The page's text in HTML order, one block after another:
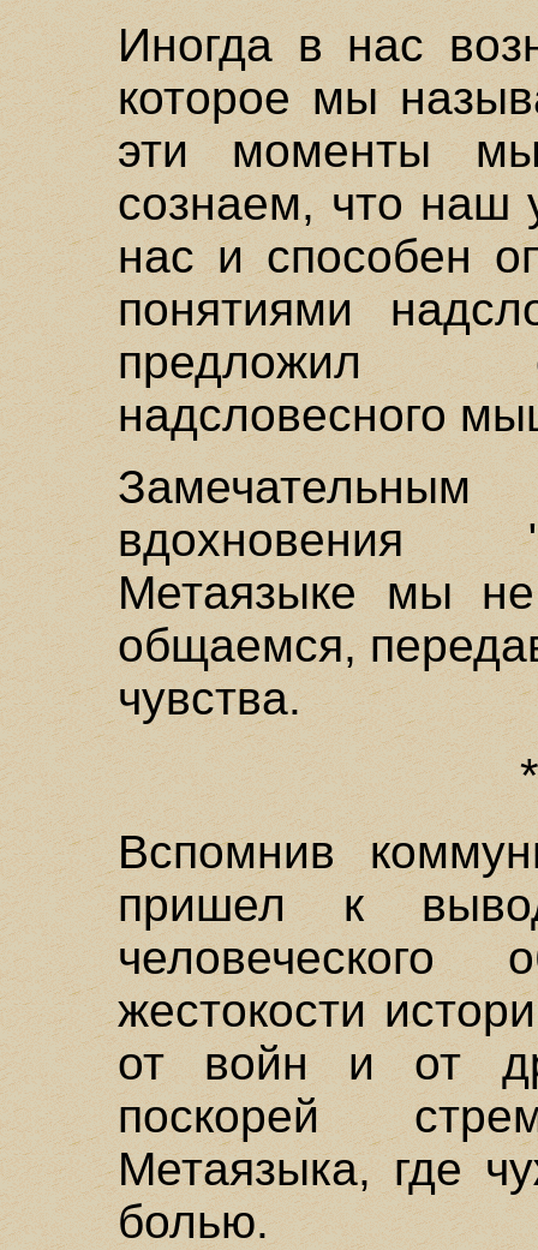
Иногда в нас
которое мы
эти моменты
сознаем, что наш
нас и способен
понятиями
предложил
надсловесного
вдохновения
Метаязыке мы
общаемся,
чувства.
Вспомнив
пришел к
жестокости
от войн и от
поскорей
Метаязыка, где
болью.